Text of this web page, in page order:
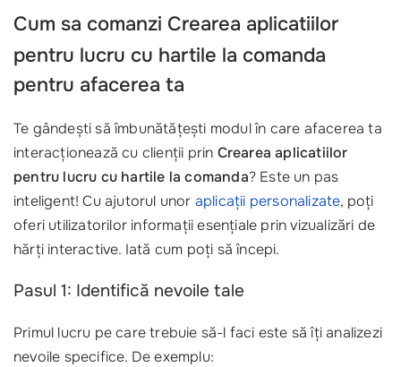
Cum sa comanzi Crearea aplicatiilor
pentru lucru cu hartile la comanda
pentru afacerea ta
Te gândești să îmbunătățești modul în care afacerea ta
interacționează cu clienții prin Crearea aplicatiilor
pentru lucru cu hartile la comanda? Este un pas
inteligent! Cu ajutorul unor aplicații personalizate, poți
oferi utilizatorilor informații esențiale prin vizualizări de
hărți interactive. Iată cum poți să începi.
Pasul 1: Identifică nevoile tale
Primul lucru pe care trebuie să-l faci este să îți analizezi
nevoile specifice. De exemplu: